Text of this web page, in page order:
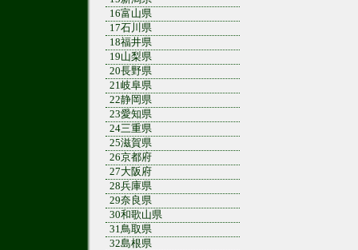
16富山県
17石川県
18福井県
19山梨県
20長野県
21岐阜県
22静岡県
23愛知県
24三重県
25滋賀県
26京都府
27大阪府
28兵庫県
29奈良県
30和歌山県
31鳥取県
32島根県